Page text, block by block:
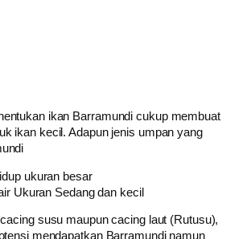
ikan Barramundi cukup membuat
ikan kecil. Adapun jenis umpan yang
ukuran besar
Ukuran Sedang dan kecil
susu maupun cacing laut (Rutusu),
mendapatkan Barramundi namun